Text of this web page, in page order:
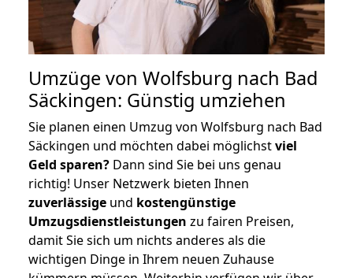
Umzüge von Wolfsburg nach Bad
Säckingen: Günstig umziehen
Sie planen einen Umzug von Wolfsburg nach Bad
Säckingen und möchten dabei möglichstviel
Geld sparen? Dann sind Sie bei uns genau
richtig! Unser Netzwerk bieten Ihnen
zuverlässige und kostengünstige
Umzugsdienstleistungen zu fairen Preisen,
damit Sie sich um nichts anderes als die
wichtigen Dinge in Ihrem neuen Zuhause